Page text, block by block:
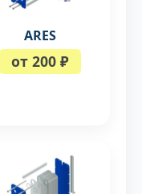
ARES
от 200 ₽